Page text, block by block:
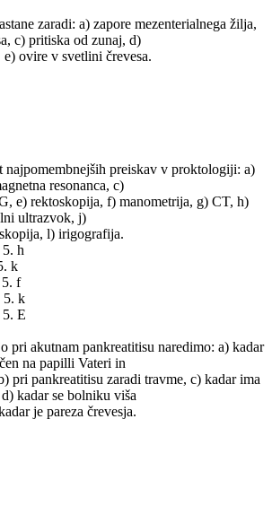
zaradi: a) zapore mezenterialnega žilja,
c) pritiska od zunaj, d)
ovire v svetlini črevesa.
najpomembnejših preiskav v proktologiji: a)
resonanca, c)
e) rektoskopija, f) manometrija, g) CT, h)
ultrazvok, j)
l) irigografija.
h
k
f
5. k
E
pri akutnam pankreatitisu naredimo: a) kadar
na papilli Vateri in
pri pankreatitisu zaradi travme, c) kadar ima
kadar se bolniku viša
je pareza črevesja.